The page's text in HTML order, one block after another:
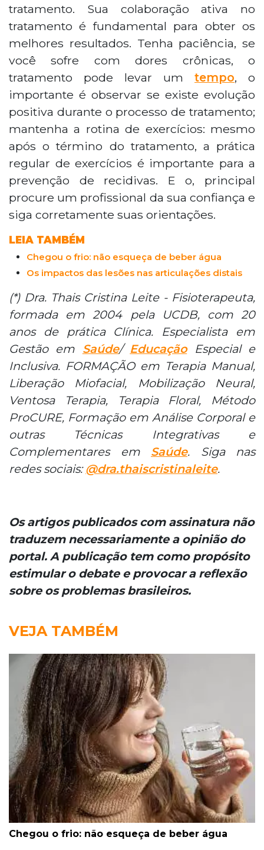
tratamento. Sua colaboração ativa no
tratamento é fundamental para obter os
melhores resultados. Tenha paciência, se
você sofre com dores crônicas, o
tratamento pode levar um tempo, o
importante é observar se existe evolução
positiva durante o processo de tratamento;
mantenha a rotina de exercícios: mesmo
após o término do tratamento, a prática
regular de exercícios é importante para a
prevenção de recidivas. E o, principal
procure um profissional da sua confiança e
siga corretamente suas orientações.
LEIA TAMBÉM
Chegou o frio: não esqueça de beber água
Os impactos das lesões nas articulações distais
(*) Dra. Thais Cristina Leite - Fisioterapeuta,
formada em 2004 pela UCDB, com 20
anos de prática Clínica. Especialista em
Gestão em Saúde/ EducaçãoEspecial e
Inclusiva. FORMAÇÃO em Terapia Manual,
Liberação Miofacial, Mobilização Neural,
Ventosa Terapia, Terapia Floral, Método
ProCURE, Formação em Análise Corporal e
outras Técnicas Integrativas e
Complementares em Saúde. Siga nas
redes sociais:@dra.thaiscristinaleite.
Os artigos publicados com assinatura não
traduzem necessariamente a opinião do
portal. A publicação tem como propósito
estimular o debate e provocar a reflexão
sobre os problemas brasileiros.
VEJA TAMBÉM
Chegou o frio: não esqueça de beber água